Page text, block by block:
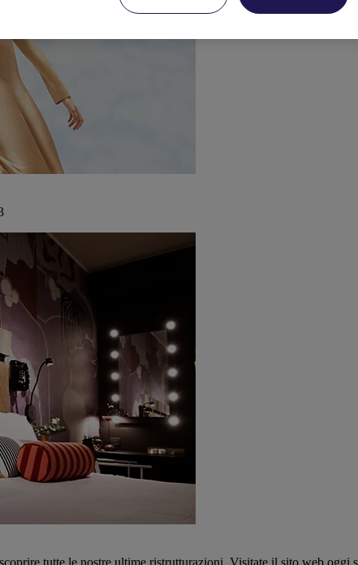
tutte le nostre ultime ristrutturazioni. Visitate il sito web oggi